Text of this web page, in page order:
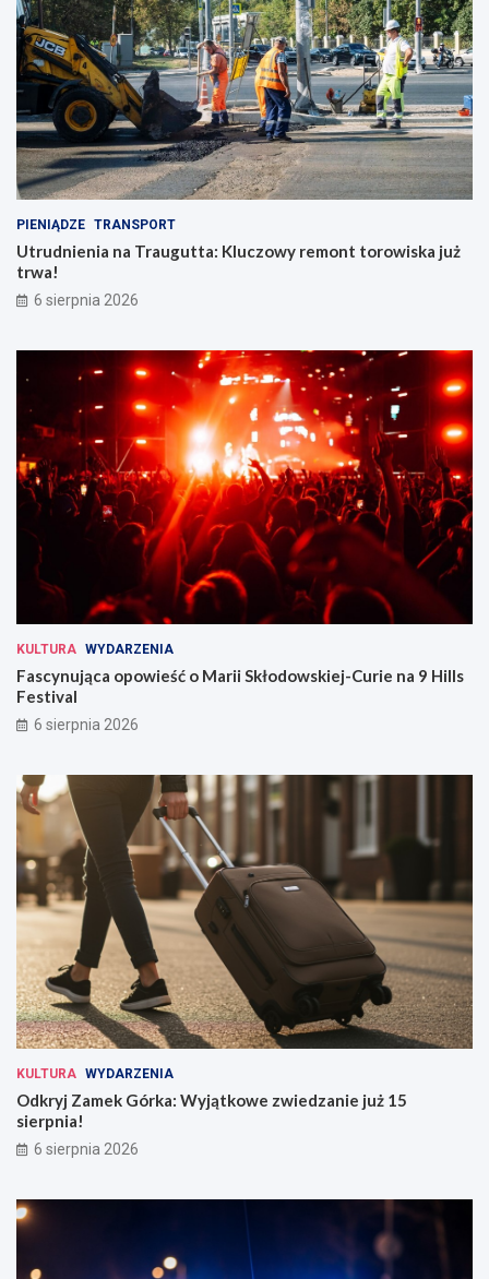
e
n
n
o
ś
c
i
PIENIĄDZE TRANSPORT
Utrudnienia na Traugutta: Kluczowy remont torowiska już
trwa!
6 sierpnia 2026
KULTURA WYDARZENIA
Fascynująca opowieść o Marii Skłodowskiej-Curie na 9 Hills
Festival
6 sierpnia 2026
KULTURA WYDARZENIA
Odkryj Zamek Górka: Wyjątkowe zwiedzanie już 15
sierpnia!
6 sierpnia 2026